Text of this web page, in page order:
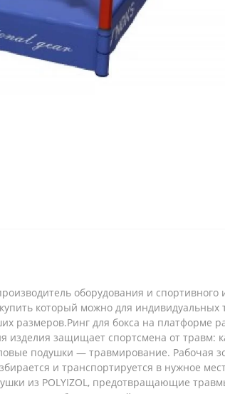
оборудования и
который можно для
размеров.Ринг для бокса на платформе
изделия защищает спортсмена от
подушки — травмирование. Рабочая
и транспортируется в нужное
из POLYIZOL, предотвращающие